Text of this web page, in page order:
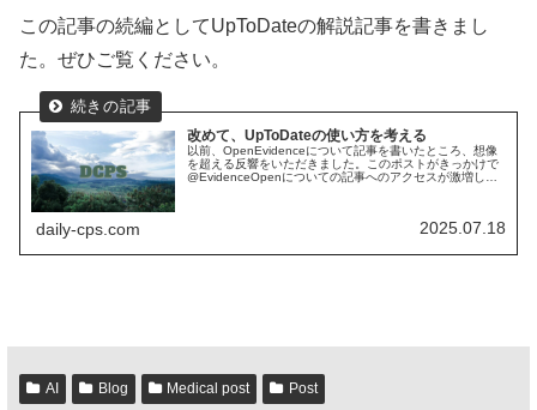
この記事の続編としてUpToDateの解説記事を書きまし
た。ぜひご覧ください。
改めて、UpToDateの使い方を考える
以前、OpenEvidenceについて記事を書いたところ、想像
を超える反響をいただきました。このポストがきっかけで
@EvidenceOpenについての記事へのアクセスが激増し、
daily-cps.com 2025.07.18
AI Blog Medical post Post